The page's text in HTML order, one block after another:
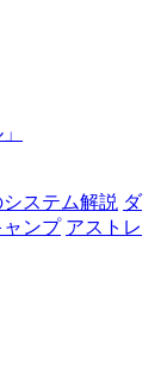
ステム解説 ダ
ャンプ アストレ